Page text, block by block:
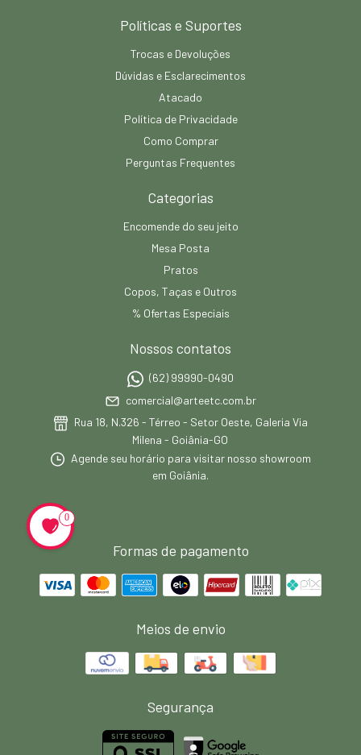
Políticas e Suportes
Trocas e Devoluções
Dúvidas e Esclarecimentos
Atacado
Política de Privacidade
Como Comprar
Perguntas Frequentes
Categorias
Encomende do seu jeito
Mesa Posta
Pratos
Copos, Taças e Outros
% Ofertas Especiais
Nossos contatos
(62) 99990-0490
comercial@arteetc.com.br
Rua 18, N.326 - Térreo - Setor Oeste, Galeria Via
Milena - Goiânia-GO
Agende seu horário para visitar nosso showroom
em Goiânia.
Formas de pagamento
Meios de envio
Segurança
0